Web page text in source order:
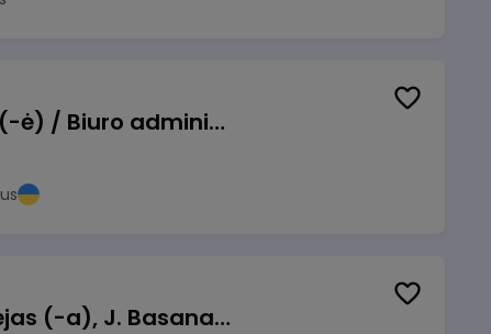
Pardavimų vadybininkas (-ė) / Biuro administratorius (-ė) (B2B)
Kasininkas (-ė) - pardavėjas (-a), J. Basanavičiaus g. 6, Jonava